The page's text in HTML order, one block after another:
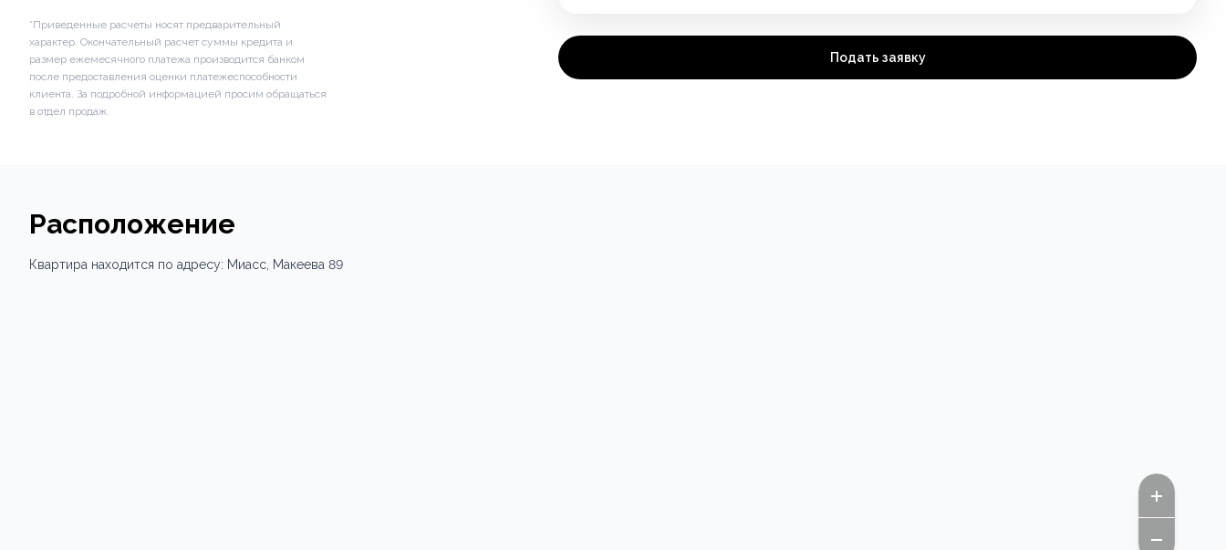
*Приведенные расчеты носят предварительный
характер. Окончательный расчет суммы кредита и
размер ежемесячного платежа производится банком
после предоставления оценки платежеспособности
клиента. За подробной информацией просим обращаться
в отдел продаж.
Подать заявку
Расположение
Квартира находится по адресу: Миасс, Макеева 89